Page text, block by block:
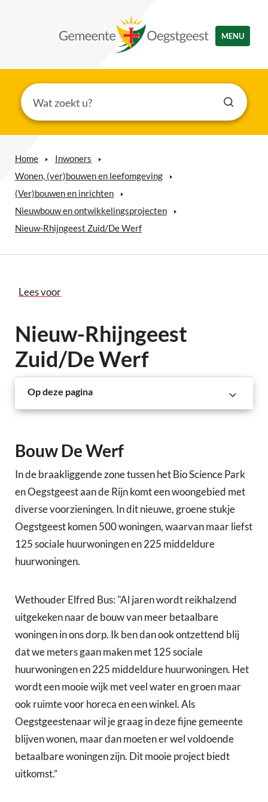
MENU
Home
Inwoners
Wonen, (ver)bouwen en leefomgeving
(Ver)bouwen en inrichten
Nieuwbouw en ontwikkelingsprojecten
Nieuw-Rhijngeest Zuid/De Werf
Lees voor
Nieuw-Rhijngeest
Zuid/De Werf
Op deze pagina
Bouw De Werf
In de braakliggende zone tussen het Bio Science Park
en Oegstgeest aan de Rijn komt een woongebied met
diverse voorzieningen. In dit nieuwe, groene stukje
Oegstgeest komen 500 woningen, waarvan maar liefst
125 sociale huurwoningen en 225 middeldure
huurwoningen.
Wethouder Elfred Bus: "Al jaren wordt reikhalzend
uitgekeken naar de bouw van meer betaalbare
woningen in ons dorp. Ik ben dan ook ontzettend blij
dat we meters gaan maken met 125 sociale
huurwoningen en 225 middeldure huurwoningen. Het
wordt een mooie wijk met veel water en groen maar
ook ruimte voor horeca en een winkel. Als
Oegstgeestenaar wil je graag in deze fijne gemeente
blijven wonen, maar dan moeten er wel voldoende
betaalbare woningen zijn. Dit mooie project biedt
uitkomst.”